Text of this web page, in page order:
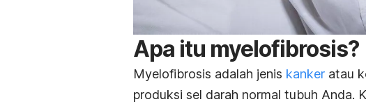
Apa itu myelofibrosis?
Myelofibrosis adalah jenis kanker atau
produksi sel darah normal tubuh Anda.